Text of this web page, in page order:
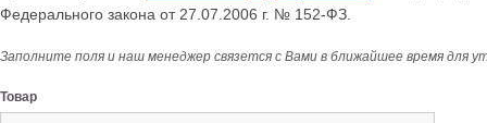
Федерального закона от 27.07.2006 г. № 152-ФЗ.
Заполните поля и наш менеджер связется с Вами в ближайшее время для
Товар